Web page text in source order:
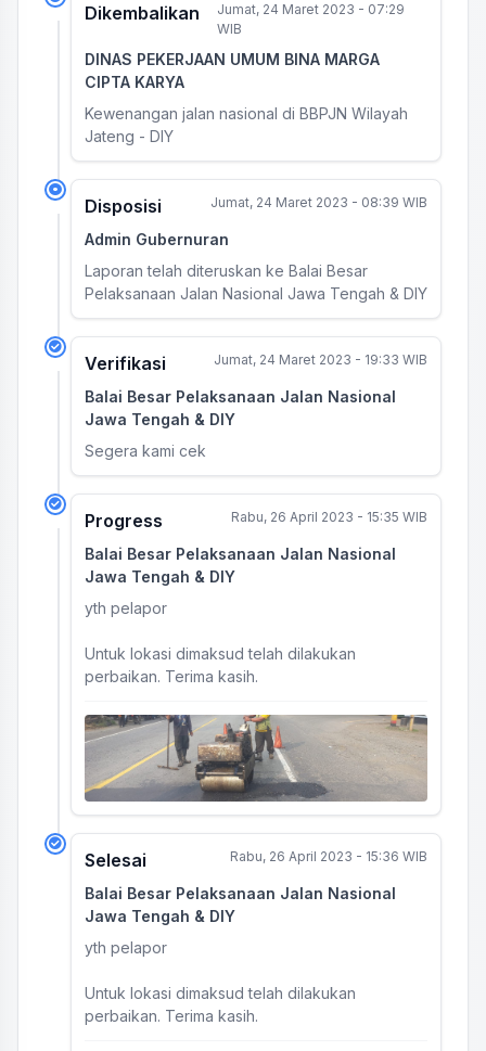
Dikembalikan
Jumat, 24 Maret 2023 - 07:29
WIB
DINAS PEKERJAAN UMUM BINA MARGA
CIPTA KARYA
Kewenangan jalan nasional di BBPJN Wilayah
Jateng - DIY
Disposisi Jumat, 24 Maret 2023 - 08:39 WIB
Admin Gubernuran
Laporan telah diteruskan ke Balai Besar
Pelaksanaan Jalan Nasional Jawa Tengah & DIY
Verifikasi Jumat, 24 Maret 2023 - 19:33 WIB
Balai Besar Pelaksanaan Jalan Nasional
Jawa Tengah & DIY
Segera kami cek
Progress Rabu, 26 April 2023 - 15:35 WIB
Balai Besar Pelaksanaan Jalan Nasional
Jawa Tengah & DIY
yth pelapor
Untuk lokasi dimaksud telah dilakukan
perbaikan. Terima kasih.
Selesai Rabu, 26 April 2023 - 15:36 WIB
Balai Besar Pelaksanaan Jalan Nasional
Jawa Tengah & DIY
yth pelapor
Untuk lokasi dimaksud telah dilakukan
perbaikan. Terima kasih.